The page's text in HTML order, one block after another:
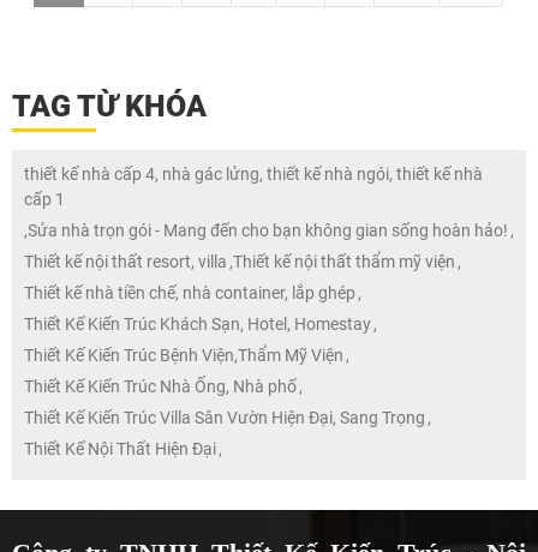
TAG TỪ KHÓA
thiết kế nhà cấp 4, nhà gác lửng, thiết kế nhà ngói, thiết kế nhà
cấp 1
,Sửa nhà trọn gói - Mang đến cho bạn không gian sống hoàn hảo! ,
Thiết kế nội thất resort, villa ,Thiết kế nội thất thẩm mỹ viện ,
Thiết kế nhà tiền chế, nhà container, lắp ghép ,
Thiết Kế Kiến Trúc Khách Sạn, Hotel, Homestay,
Thiết Kế Kiến Trúc Bệnh Viện,Thẩm Mỹ Viện ,
Thiết Kế Kiến Trúc Nhà Ống, Nhà phố,
Thiết Kế Kiến Trúc Villa Sân Vườn Hiện Đại, Sang Trọng ,
Thiết Kế Nội Thất Hiện Đại,